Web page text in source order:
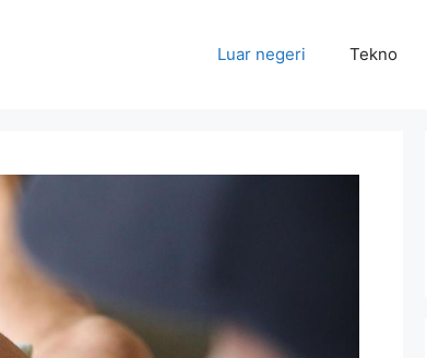
Luar negeri Tekno